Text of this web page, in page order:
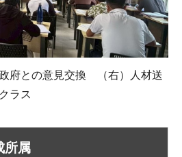
政府との意見交換 （右）人材送
ラス
所属